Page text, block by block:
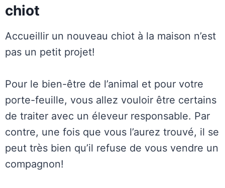
chiot
Accueillir un nouveau chiot à la maison n’est
pas un petit projet!
Pour le bien-être de l’animal et pour votre
porte-feuille, vous allez vouloir être certains
de traiter avec un éleveur responsable. Par
contre, une fois que vous l’aurez trouvé, il se
peut très bien qu’il refuse de vous vendre un
compagnon!